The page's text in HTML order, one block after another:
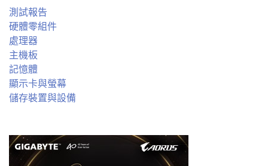
測試報告
硬體零組件
處理器
主機板
記憶體
顯示卡與螢幕
儲存裝置與設備